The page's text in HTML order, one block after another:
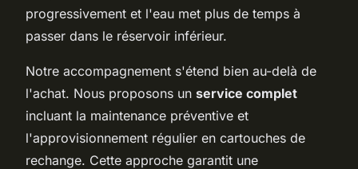
progressivement et l'eau met plus de temps à
passer dans le réservoir inférieur.
Notre accompagnement s'étend bien au-delà de
l'achat. Nous proposons un service complet
incluant la maintenance préventive et
l'approvisionnement régulier en cartouches de
rechange. Cette approche garantit une